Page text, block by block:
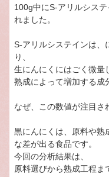
100g中にS-アリルシス
れました。
S-アリルシステインは、
り、
生にんにくにはごく微量
熟成によって増加する成
なぜ、この数値が注目さ
黒にんにくは、原料や熟
な差が出る食品です。
今回の分析結果は、
原料選びから熟成工程ま